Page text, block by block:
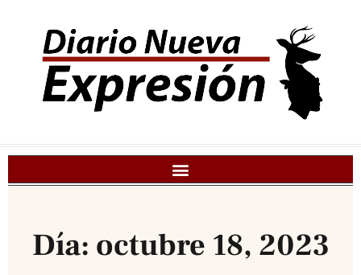
Día: octubre 18, 2023